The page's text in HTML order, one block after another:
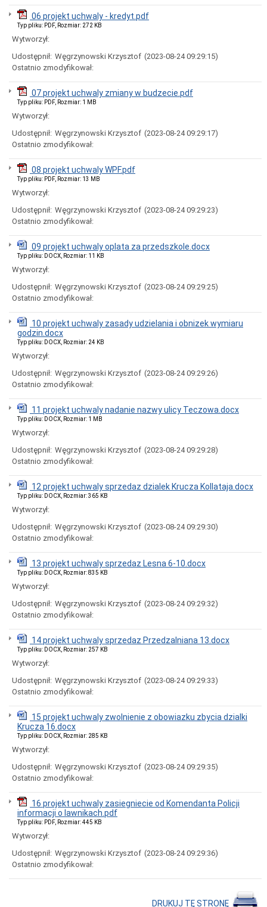
Interpelacje
zapytania
obrad
sesji
Imienne
wykazy
głosowań
Harmonogram
prac
Rady
Rada
Miejska
2018-
2023
Rada
Miejska
2018
Młodzieżowa
Rada
Miasta
Rada
Miejska
2014
Rada
Miejska
2006-
2010
Urząd
Miasta
numeru
PESEL
obywatelom
UKRAINY
Надання
номера
для
біженців
України
Ogłoszenia
obwieszczenia
w
2026
roku
Ogłoszenia
obwieszczenia
w
roku
Ogłoszenia
obwieszczenia
2024
roku
Ogłoszenia
obwieszczenia
2023
roku
Ogłoszenia
w
2022
roku
Ogłoszenia
obwieszczenia
Informacje
Dane
06 projekt uchwaly - kredyt.pdf
Typ pliku: PDF, Rozmiar: 272 KB
Wytworzył:
Udostępnił: Węgrzynowski Krzysztof (2023-08-24 09:29:15)
Ostatnio zmodyfikował:
07 projekt uchwaly zmiany w budzecie.pdf
Typ pliku: PDF, Rozmiar: 1 MB
Wytworzył:
Udostępnił: Węgrzynowski Krzysztof (2023-08-24 09:29:17)
Ostatnio zmodyfikował:
08 projekt uchwaly WPF.pdf
Typ pliku: PDF, Rozmiar: 13 MB
Wytworzył:
Udostępnił: Węgrzynowski Krzysztof (2023-08-24 09:29:23)
Ostatnio zmodyfikował:
09 projekt uchwaly oplata za przedszkole.docx
Typ pliku: DOCX, Rozmiar: 11 KB
Wytworzył:
Udostępnił: Węgrzynowski Krzysztof (2023-08-24 09:29:25)
Ostatnio zmodyfikował:
10 projekt uchwaly zasady udzielania i obnizek wymiaru
godzin.docx
Typ pliku: DOCX, Rozmiar: 24 KB
Wytworzył:
Udostępnił: Węgrzynowski Krzysztof (2023-08-24 09:29:26)
Ostatnio zmodyfikował:
11 projekt uchwaly nadanie nazwy ulicy Teczowa.docx
Typ pliku: DOCX, Rozmiar: 1 MB
Wytworzył:
Udostępnił: Węgrzynowski Krzysztof (2023-08-24 09:29:28)
Ostatnio zmodyfikował:
12 projekt uchwaly sprzedaz dzialek Krucza Kollataja.docx
Typ pliku: DOCX, Rozmiar: 365 KB
Wytworzył:
Udostępnił: Węgrzynowski Krzysztof (2023-08-24 09:29:30)
Ostatnio zmodyfikował:
13 projekt uchwaly sprzedaz Lesna 6-10.docx
Typ pliku: DOCX, Rozmiar: 835 KB
Wytworzył:
Udostępnił: Węgrzynowski Krzysztof (2023-08-24 09:29:32)
Ostatnio zmodyfikował:
14 projekt uchwaly sprzedaz Przedzalniana 13.docx
Typ pliku: DOCX, Rozmiar: 257 KB
Wytworzył:
Udostępnił: Węgrzynowski Krzysztof (2023-08-24 09:29:33)
Ostatnio zmodyfikował:
15 projekt uchwaly zwolnienie z obowiazku zbycia dzialki
Krucza 16.docx
Typ pliku: DOCX, Rozmiar: 285 KB
Wytworzył:
Udostępnił: Węgrzynowski Krzysztof (2023-08-24 09:29:35)
Ostatnio zmodyfikował:
16 projekt uchwaly zasiegniecie od Komendanta Policji
informacji o lawnikach.pdf
Typ pliku: PDF, Rozmiar: 445 KB
Wytworzył:
Udostępnił: Węgrzynowski Krzysztof (2023-08-24 09:29:36)
Ostatnio zmodyfikował:
DRUKUJ TĘ STRONĘ